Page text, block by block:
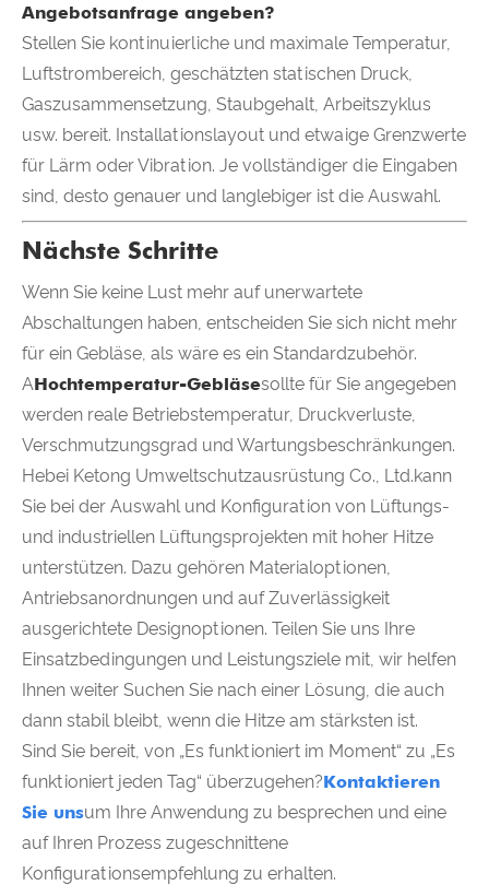
Angebotsanfrage angeben?
Stellen Sie kontinuierliche und maximale Temperatur,
Luftstrombereich, geschätzten statischen Druck,
Gaszusammensetzung, Staubgehalt, Arbeitszyklus
usw. bereit. Installationslayout und etwaige Grenzwerte
für Lärm oder Vibration. Je vollständiger die Eingaben
sind, desto genauer und langlebiger ist die Auswahl.
Nächste Schritte
Wenn Sie keine Lust mehr auf unerwartete
Abschaltungen haben, entscheiden Sie sich nicht mehr
für ein Gebläse, als wäre es ein Standardzubehör.
AHochtemperatur-Gebläsesollte für Sie angegeben
werden reale Betriebstemperatur, Druckverluste,
Verschmutzungsgrad und Wartungsbeschränkungen.
Hebei Ketong Umweltschutzausrüstung Co., Ltd.kann
Sie bei der Auswahl und Konfiguration von Lüftungs-
und industriellen Lüftungsprojekten mit hoher Hitze
unterstützen. Dazu gehören Materialoptionen,
Antriebsanordnungen und auf Zuverlässigkeit
ausgerichtete Designoptionen. Teilen Sie uns Ihre
Einsatzbedingungen und Leistungsziele mit, wir helfen
Ihnen weiter Suchen Sie nach einer Lösung, die auch
dann stabil bleibt, wenn die Hitze am stärksten ist.
Sind Sie bereit, von „Es funktioniert im Moment“ zu „Es
funktioniert jeden Tag“ überzugehen?Kontaktieren
Sie unsum Ihre Anwendung zu besprechen und eine
auf Ihren Prozess zugeschnittene
Konfigurationsempfehlung zu erhalten.